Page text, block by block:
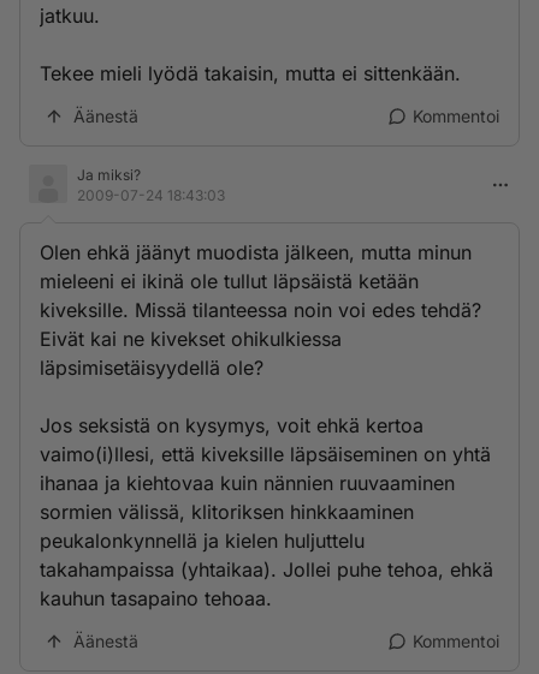
jatkuu.
Tekee mieli lyödä takaisin, mutta ei sittenkään.
Äänestä Kommentoi
Ja miksi?
2009-07-24 18:43:03
Olen ehkä jäänyt muodista jälkeen, mutta minun
mieleeni ei ikinä ole tullut läpsäistä ketään
kiveksille. Missä tilanteessa noin voi edes tehdä?
Eivät kai ne kivekset ohikulkiessa
läpsimisetäisyydellä ole?
Jos seksistä on kysymys, voit ehkä kertoa
vaimo(i)llesi, että kiveksille läpsäiseminen on yhtä
ihanaa ja kiehtovaa kuin nännien ruuvaaminen
sormien välissä, klitoriksen hinkkaaminen
peukalonkynnellä ja kielen huljuttelu
takahampaissa (yhtaikaa). Jollei puhe tehoa, ehkä
kauhun tasapaino tehoaa.
Äänestä Kommentoi